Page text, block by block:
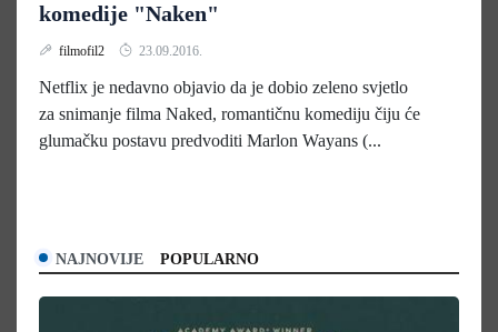
komedije "Naken"
filmofil2 23.09.2016.
Netflix je nedavno objavio da je dobio zeleno svjetlo
za snimanje filma Naked, romantičnu komediju čiju će
glumačku postavu predvoditi Marlon Wayans (...
NAJNOVIJE POPULARNO